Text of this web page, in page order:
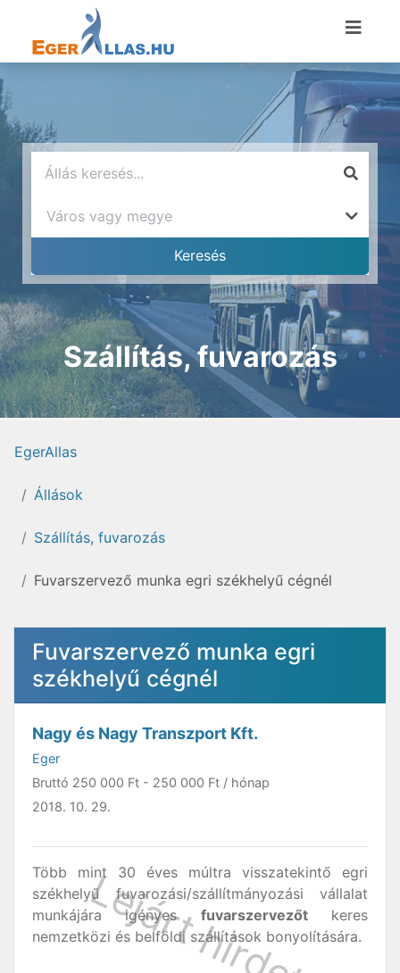
Szállítás, fuvarozás
EgerAllas
Állások
Szállítás, fuvarozás
Fuvarszervező munka egri székhelyű cégnél
Fuvarszervező munka egri
székhelyű cégnél
Nagy és Nagy Transzport Kft.
Eger
Bruttó 250 000 Ft - 250 000 Ft / hónap
2018. 10. 29.
Több mint 30 éves múltra visszatekintő egri
székhelyű fuvarozási/szállítmányozási vállalat
munkájára igényes fuvarszervezőtkeres
nemzetközi és belföldi szállítások bonyolítására.